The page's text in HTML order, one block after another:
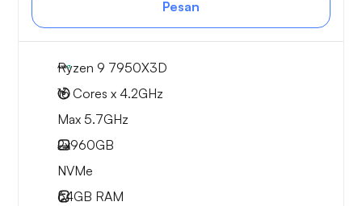
Pesan
Ryzen 9 7950X3D
16 Cores x 4.2GHz
Max 5.7GHz
2x960GB
NVMe
64GB RAM